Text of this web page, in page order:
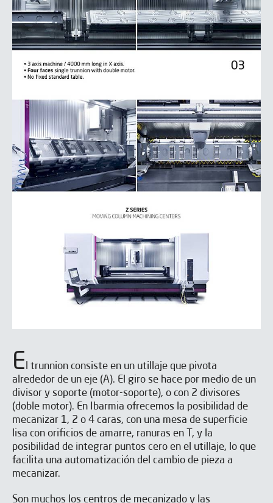
E l trunnion consiste en un utillaje que pivota
alrededor de un eje (A). El giro se hace por medio de un
divisor y soporte (motor-soporte), o con 2 divisores
(doble motor). En Ibarmia ofrecemos la posibilidad de
mecanizar 1, 2 o 4 caras, con una mesa de superficie
lisa con orificios de amarre, ranuras en T, y la
posibilidad de integrar puntos cero en el utillaje, lo que
facilita una automatización del cambio de pieza a
mecanizar.
Son muchos los centros de mecanizado y las